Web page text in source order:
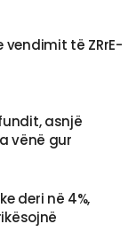
vendimit të ZRrE-
asnjë
vënë gur
deri në 4%,